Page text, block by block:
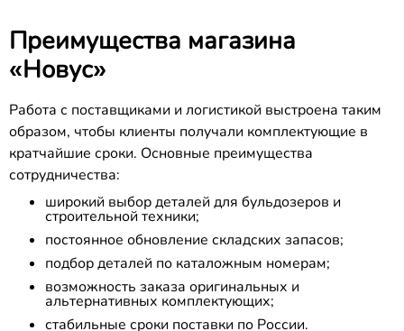
Преимущества магазина
«Новус»
Работа с поставщиками и логистикой выстроена таким
образом, чтобы клиенты получали комплектующие в
кратчайшие сроки. Основные преимущества
сотрудничества:
широкий выбор деталей для бульдозеров и
строительной техники;
постоянное обновление складских запасов;
подбор деталей по каталожным номерам;
возможность заказа оригинальных и
альтернативных комплектующих;
стабильные сроки поставки по России.